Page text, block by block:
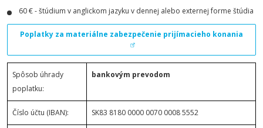
60 € - štúdium v anglickom jazyku v dennej alebo externej forme štúdia
Poplatky za materiálne zabezpečenie prijímacieho konania
Spôsob úhrady
poplatku:
bankovým prevodom
Číslo účtu (IBAN): SK83 8180 0000 0070 0008 5552